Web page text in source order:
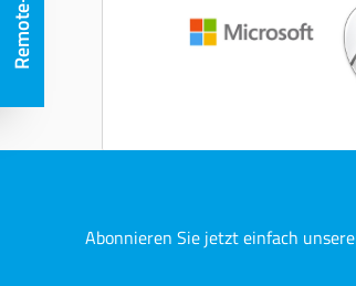
Abonnieren Sie jetzt einfach